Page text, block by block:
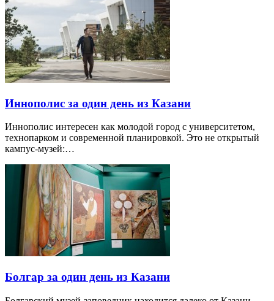
Иннополис за один день из Казани
Иннополис интересен как молодой город с университетом,
технопарком и современной планировкой. Это не открытый
кампус-музей:…
Болгар за один день из Казани